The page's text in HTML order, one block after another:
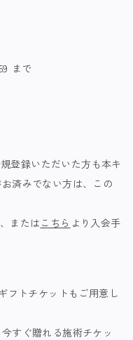
まで
登録いただいた方も本キ
済みでない方は、この
または こちら より入会手
フトチケットもご用意し
すぐ贈れる施術チケッ